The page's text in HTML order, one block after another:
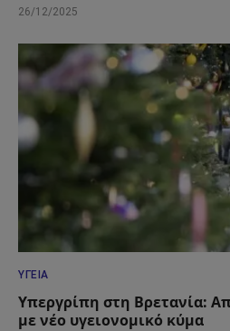
26/12/2025
ΥΓΕΊΑ
Υπεργρίπη στη Βρετανία:
με νέο υγειονομικό κύμα